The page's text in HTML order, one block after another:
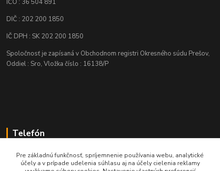
DIČ : 202 200 1850
IČ DPH : SK 202 200 1850
Spoločnosť je zapísaná v Obchodnom registri Okresného súdu Prešov,
Oddiel : Sro, Vložka číslo : 16138/P
Telefón
+421 905 622 625
Pre základnú funkčnosť, spríjemnenie používania webu, analytické
účely a v prípade udelenia súhlasu aj na účely cielenia reklamy